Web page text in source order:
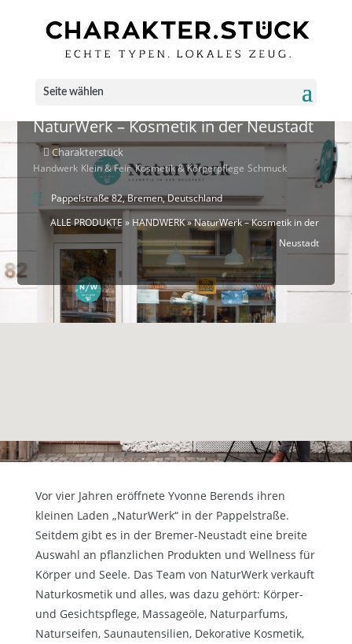
Seite wählen
NaturWerk – Kosmetik in der Neustadt
Charakterstück
Handwerk Klein & Fein Kosmetik & Körperpflege Schmuck
Pappelstraße 82, Bremen, Deutschland
ALLE PRODUKTE » HANDWERK» NaturWerk – Kosmetik in der
Neustadt
Vor vier Jahren eröffnete Yvonne Berends ihren
kleinen Laden „NaturWerk“ in der Pappelstraße.
Seitdem gibt es in der Bremer-Neustadt eine breite
Auswahl an pflanzlichen Produkten und Wellness für
Körper und Seele. Das Team von NaturWerk verkauft
Naturkosmetik und alles, was dazu gehört: Körper-
und Gesichtspflege, Massageöle, Naturparfums,
Naturseifen, Saunautensilien, Dekorative Kosmetik,